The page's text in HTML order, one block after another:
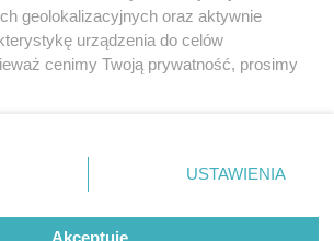
Kontakt
Wydawca
Redakcja
geolokalizacyjnych oraz aktywnie
urządzenia do celów
cenimy Twoją prywatność, prosimy
się w lewym dolnym rogu strony
przetwarzania danych nie wymagają
ale masz prawo sprzeciwić się
Preferencje będą miały
USTAWIENIA
Akceptuję